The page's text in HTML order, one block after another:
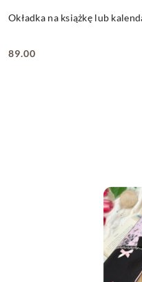
Okładka na książkę lub
Cena:
89.00